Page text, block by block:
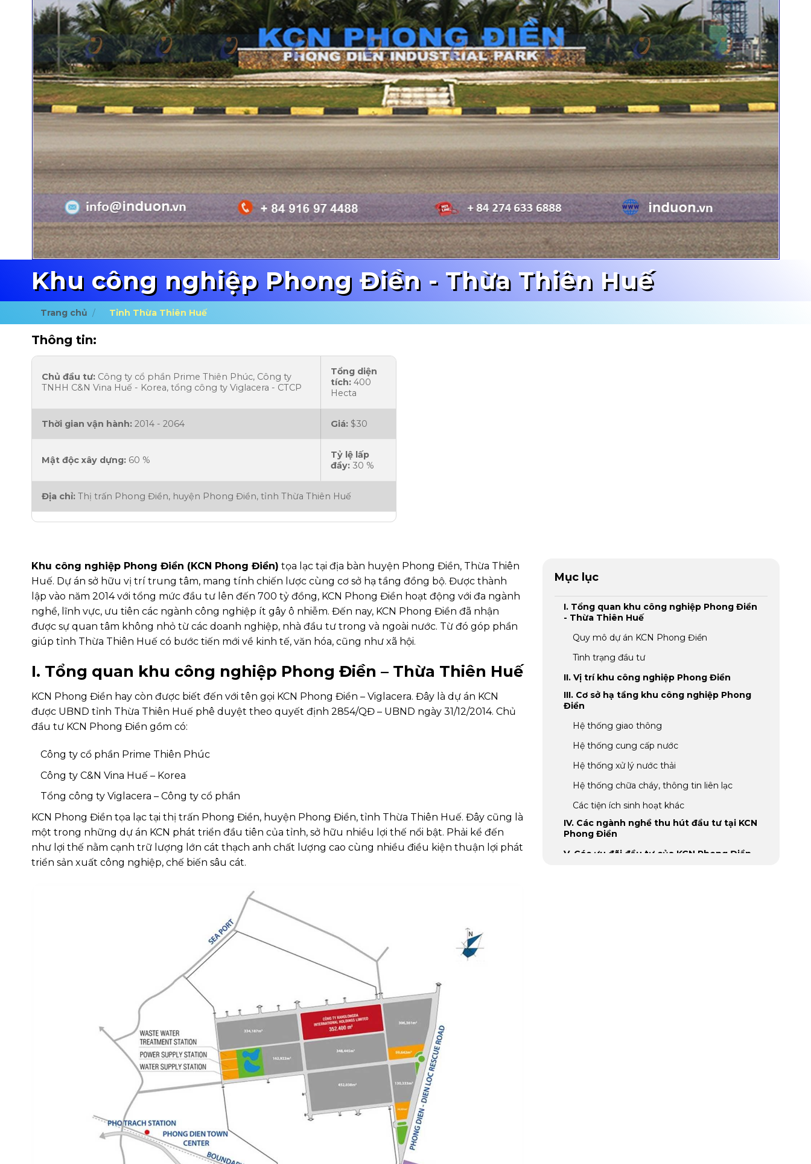
Khu công nghiệp Phong Điền - Thừa Thiên Huế
Trang chủ / Tỉnh Thừa Thiên Huế
Thông tin:
Chủ đầu tư: Công ty cổ phần Prime Thiên Phúc, Công ty
TNHH C&N Vina Huế - Korea, tổng công ty Viglacera - CTCP
Tổng diện
tích: 400
Hecta
Thời gian vận hành: 2014 - 2064 Giá: $30
Mật độc xây dựng: 60 %
Tỷ lệ lấp
đầy: 30 %
Địa chỉ: Thị trấn Phong Điền, huyện Phong Điền, tỉnh Thừa Thiên Huế
Khu công nghiệp Phong Điền (KCN Phong Điền) tọa lạc tại địa bàn huyện Phong Điền, Thừa Thiên
Huế. Dự án sở hữu vị trí trung tâm, mang tính chiến lược cùng cơ sở hạ tầng đồng bộ. Được thành
lập vào năm 2014 với tổng mức đầu tư lên đến 700 tỷ đồng, KCN Phong Điền hoạt động với đa ngành
nghề, lĩnh vực, ưu tiên các ngành công nghiệp ít gây ô nhiễm. Đến nay, KCN Phong Điền đã nhận
được sự quan tâm không nhỏ từ các doanh nghiệp, nhà đầu tư trong và ngoài nước. Từ đó góp phần
giúp tỉnh Thừa Thiên Huế có bước tiến mới về kinh tế, văn hóa, cũng như xã hội.
I. Tổng quan khu công nghiệp Phong Điền – Thừa Thiên Huế
KCN Phong Điền hay còn được biết đến với tên gọi KCN Phong Điền – Viglacera. Đây là dự án KCN
được UBND tỉnh Thừa Thiên Huế phê duyệt theo quyết định 2854/QĐ – UBND ngày 31/12/2014. Chủ
đầu tư KCN Phong Điền gồm có:
Công ty cổ phần Prime Thiên Phúc
Công ty C&N Vina Huế – Korea
Tổng công ty Viglacera – Công ty cổ phần
KCN Phong Điền tọa lạc tại thị trấn Phong Điền, huyện Phong Điền, tỉnh Thừa Thiên Huế. Đây cũng là
một trong những dự án KCN phát triển đầu tiên của tỉnh, sở hữu nhiều lợi thế nổi bật. Phải kể đến
như lợi thế nằm cạnh trữ lượng lớn cát thạch anh chất lượng cao cùng nhiều điều kiện thuận lợi phát
triển sản xuất công nghiệp, chế biến sâu cát.
Mục lục
I. Tổng quan khu công nghiệp Phong Điền
- Thừa Thiên Huế
Quy mô dự án KCN Phong Điền
Tình trạng đầu tư
II. Vị trí khu công nghiệp Phong Điền
III. Cơ sở hạ tầng khu công nghiệp Phong
Điền
Hệ thống giao thông
Hệ thống cung cấp nước
Hệ thống xử lý nước thải
Hệ thống chữa cháy, thông tin liên lạc
Các tiện ích sinh hoạt khác
IV. Các ngành nghề thu hút đầu tư tại KCN
Phong Điền
V. Các ưu đãi đầu tư của KCN Phong Điền